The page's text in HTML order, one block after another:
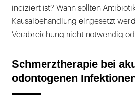
indiziert ist? Wann sollten
Kausalbehandlung eingesetzt
Verabreichung nicht notwendig
Schmerztherapie bei
odontogenen